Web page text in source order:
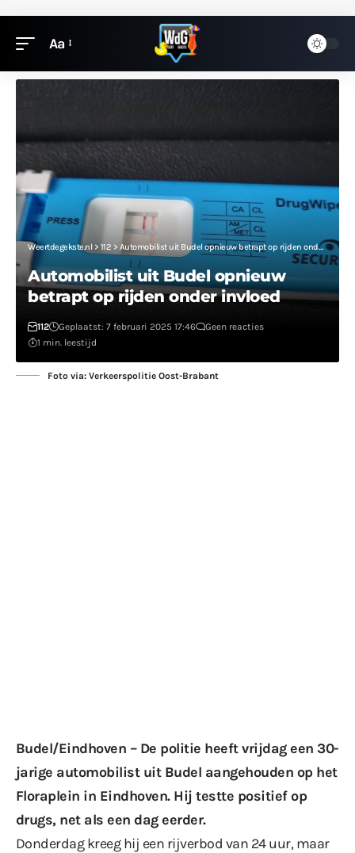
Aa
Weertdegekste.nl > 112 > Automobilist uit Budel opnieuw betrapt op rijden onder invloed
Automobilist uit Budel opnieuw
betrapt op rijden onder invloed
112 Geplaatst: 7 februari 2025 17:46
Geen reacties
1 min. leestijd
Foto via: Verkeerspolitie Oost-Brabant
Budel/Eindhoven – De politie heeft vrijdag een 30-
jarige automobilist uit Budel aangehouden op het
Floraplein in Eindhoven. Hij testte positief op
drugs, net als een dag eerder.
Donderdag kreeg hij een rijverbod van 24 uur, maar